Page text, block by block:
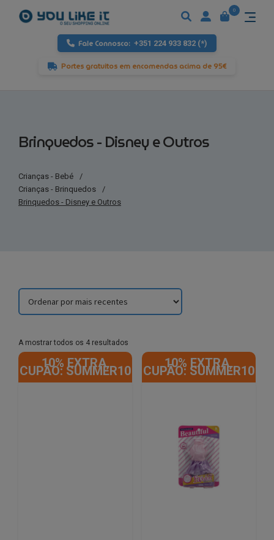
Fale Connosco: +351 224 933 832 (*)
Portes gratuitos em encomendas acima de 95€
0
Brinquedos - Disney e Outros
Crianças - Bebé
/
Crianças - Brinquedos
/
Brinquedos - Disney e Outros
A mostrar todos os 4 resultados
by
latest
10% EXTRA,
CUPÃO: SUMMER10
10% EXTRA,
CUPÃO: SUMMER10